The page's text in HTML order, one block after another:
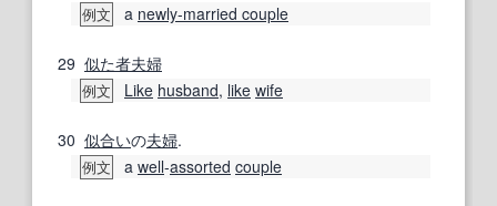
例文 a newly-married couple
29 似た者夫婦
例文 Like husband, like wife
30 似合いの夫婦.
例文 a well‐assorted couple